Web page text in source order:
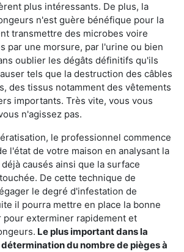
plus intéressants. De plus, la
n'est guère bénéfique pour la
transmettre des microbes voire
par une morsure, par l'urine ou bien
oublier les dégâts définitifs qu'ils
tels que la destruction des câbles
des tissus notamment des vêtements
importants. Très vite, vous vous
n'agissez pas.
le professionnel commence
l'état de votre maison en analysant la
causés ainsi que la surface
De cette technique de
le degré d'infestation de
il pourra mettre en place la bonne
pour exterminer rapidement et
Le plus important dans la
du nombre de pièges à